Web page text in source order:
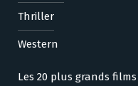
Thriller
Western
Les 20 plus grands